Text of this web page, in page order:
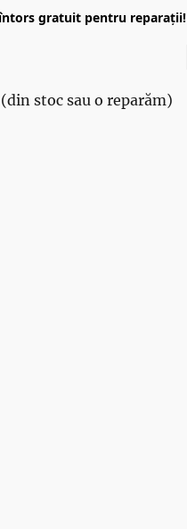
întors gratuit pentru reparații!
stoc sau o reparăm)